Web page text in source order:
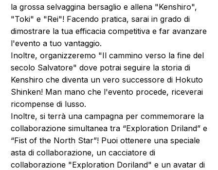
la grossa selvaggina bersaglio e allena "Kenshiro",
"Toki" e "Rei"! Facendo pratica, sarai in grado di
dimostrare la tua efficacia competitiva e far avanzare
l'evento a tuo vantaggio.
Inoltre, organizzeremo "Il cammino verso la fine del
secolo Salvatore" dove potrai seguire la storia di
Kenshiro che diventa un vero successore di Hokuto
Shinken! Man mano che l'evento procede, riceverai
ricompense di lusso.
Inoltre, si terrà una campagna per commemorare la
collaborazione simultanea tra “Exploration Driland” e
“Fist of the North Star”! Puoi ottenere una speciale
asta di collaborazione, un cacciatore di
collaborazione "Exploration Doriland" e un avatar di